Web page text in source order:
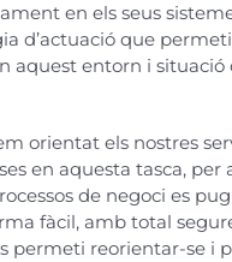
en els seus
d’actuació que
aquest entorn i situació
orientat els nostres
en aquesta tasca, per
de negoci es
fàcil, amb total
permeti reorientar-se i